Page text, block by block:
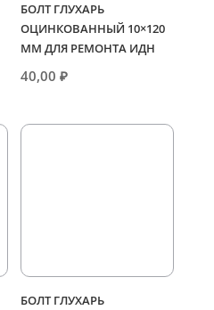
БОЛТ ГЛУХАРЬ
ОЦИНКОВАННЫЙ 10×120
ММ ДЛЯ РЕМОНТА ИДН
40,00₽
БОЛТ ГЛУХАРЬ